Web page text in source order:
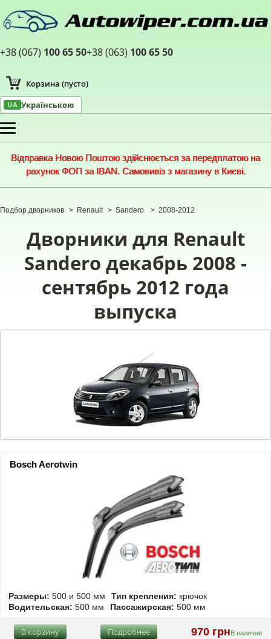
+38 (067) 100 65 50+38 (063) 100 65 50
Корзина (пусто)
UA Українською
Меню
Відправка Новою Поштою здійснюється за передплатою на
рахунок ФОП за IBAN. Самовивіз з магазину в Києві.
Подбор дворников > Renault > Sandero > 2008-2012
Дворники для Renault
Sandero декабрь 2008 -
сентябрь 2012 года
выпуска
Bosch Aerotwin
Размеры: 500 и 500 мм Тип крепления: крючок
Водительская: 500 мм Пассажирская: 500 мм
970 грн В наличии
Подробнее
В корзину